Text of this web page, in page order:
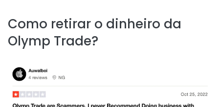
Como retirar o dinheiro da
Olymp Trade?